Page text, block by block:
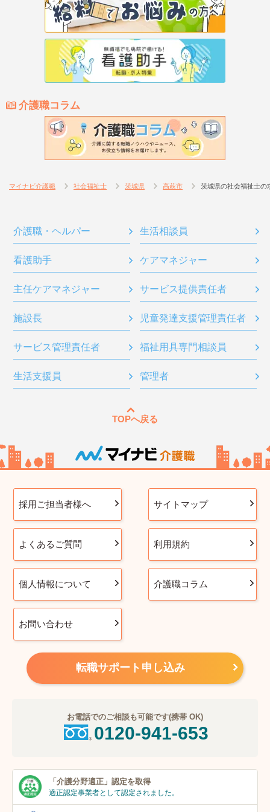
介護職コラム
マイナビ介護職 社会福祉士 茨城県 高萩市 茨城県の社会福祉士の
介護職・ヘルパー 生活相談員
看護助手 ケアマネジャー
主任ケアマネジャー サービス提供責任者
施設長 児童発達支援管理責任者
サービス管理責任者 福祉用具専門相談員
生活支援員 管理者
TOPへ戻る
採用ご担当者様へ サイトマップ
よくあるご質問 利用規約
個人情報について 介護職コラム
お問い合わせ
転職サポート申し込み
お電話でのご相談も可能です(携帯 OK)
0120-941-653
「介護分野適正」 認定を取得
適正認定事業者として認定されました。